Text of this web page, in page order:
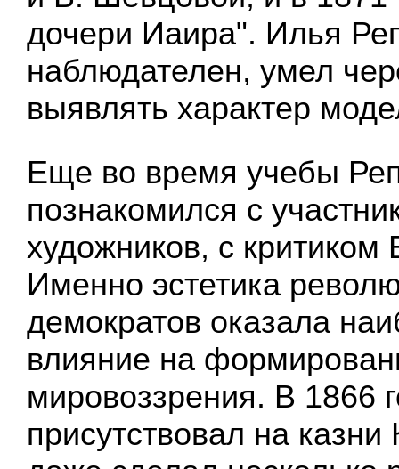
дочери Иаира". Илья
наблюдателен, умел
выявлять характер
Еще во время учебы
познакомился с
художников, с
Именно эстетика
демократов оказала
влияние на
мировоззрения. В 1866
присутствовал на казни